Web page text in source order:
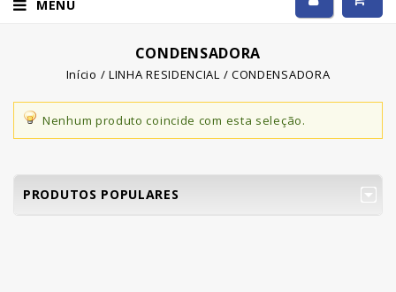
MENU
CONDENSADORA
Início / LINHA RESIDENCIAL / CONDENSADORA
Nenhum produto coincide com esta seleção.
PRODUTOS POPULARES